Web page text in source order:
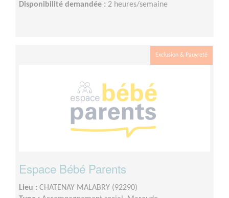
Disponibilité demandée : 2 heures/semaine
Exclusion & Pauvreté
Espace Bébé Parents
Lieu : CHATENAY MALABRY (92290)